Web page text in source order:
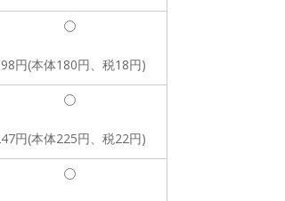
円(本体180円、税18円)
円(本体225円、税22円)